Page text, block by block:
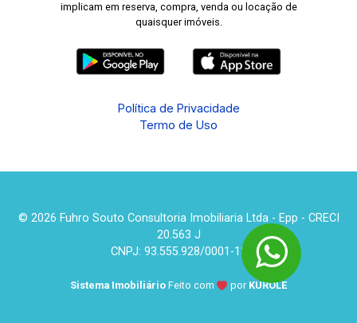
implicam em reserva, compra, venda ou locação de
quaisquer imóveis.
Política de Privacidade
Termo de Uso
© 2026 Fuhro Souto Consultoria Imobiliaria Ltda - Epp - CRECI
20.563 J
CNPJ: 93.555.928/0001-13
Sistema Imobiliário Feito com por KUROLE